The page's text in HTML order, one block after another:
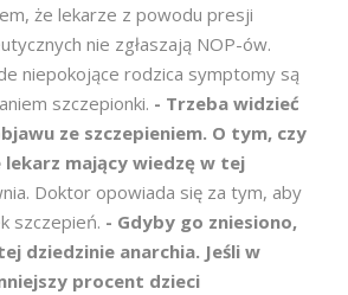
że lekarze z powodu presji
nie zgłaszają NOP-ów.
niepokojące rodzica symptomy są
szczepionki. - Trzeba widzieć
ze szczepieniem. O tym, czy
mający wiedzę w tej
Doktor opowiada się za tym, aby
szczepień. - Gdyby go zniesiono,
dziedzinie anarchia. Jeśli w
procent dzieci